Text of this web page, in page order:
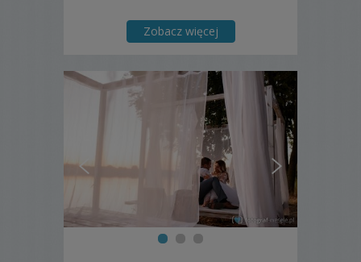
Zobacz więcej